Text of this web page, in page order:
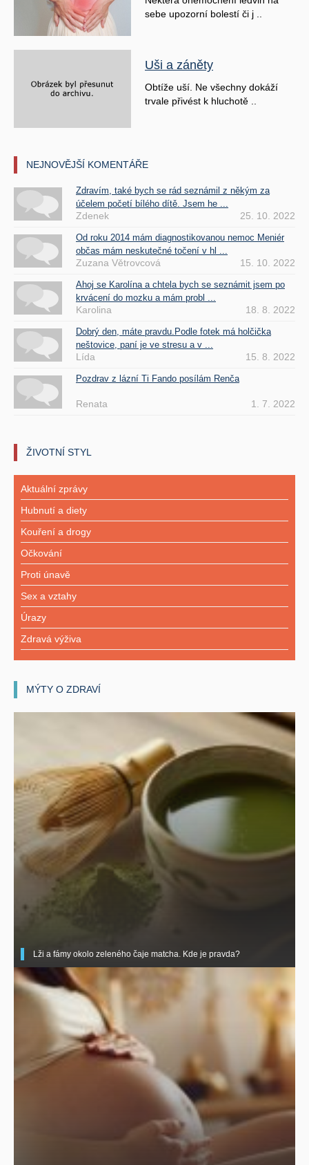
sebe upozorní bolestí či j ..
Uši a záněty
Obtíže uší. Ne všechny dokáží
trvale přivést k hluchotě ..
NEJNOVĚJŠÍ KOMENTÁŘE
Zdravím, také bych se rád seznámil z někým za
účelem početí bílého dítě. Jsem he ...
Zdenek 25. 10. 2022
Od roku 2014 mám diagnostikovanou nemoc Meniér
občas mám neskutečné točení v hl ...
Zuzana Větrovcová 15. 10. 2022
Ahoj se Karolína a chtela bych se seznámit jsem po
krvácení do mozku a mám probl ...
Karolina 18. 8. 2022
Dobrý den, máte pravdu.Podle fotek má holčička
neštovice, paní je ve stresu a v ...
Lída 15. 8. 2022
Pozdrav z lázní Ti Fando posílám Renča
Renata 1. 7. 2022
ŽIVOTNÍ STYL
Aktuální zprávy
Hubnutí a diety
Kouření a drogy
Očkování
Proti únavě
Sex a vztahy
Úrazy
Zdravá výživa
MÝTY O ZDRAVÍ
Lži a fámy okolo zeleného čaje matcha. Kde je pravda?